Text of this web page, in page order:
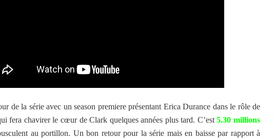
de la série avec un season premiere présentant Erica Durance dans le rôle de
fera chavirer le cœur de Clark quelques années plus tard. C’est5.30 millions
au portillon. Un bon retour pour la série mais en baisse par rapport à